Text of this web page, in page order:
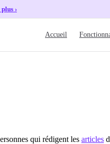
›
Accueil
qui rédigent les articles